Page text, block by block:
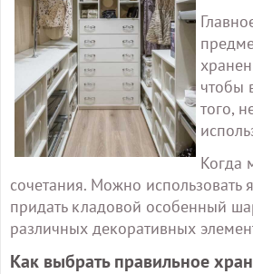
чтобы
того,
Когда
сочетания. Можно использовать
придать кладовой особенный
различных декоративных
Как выбрать правильное